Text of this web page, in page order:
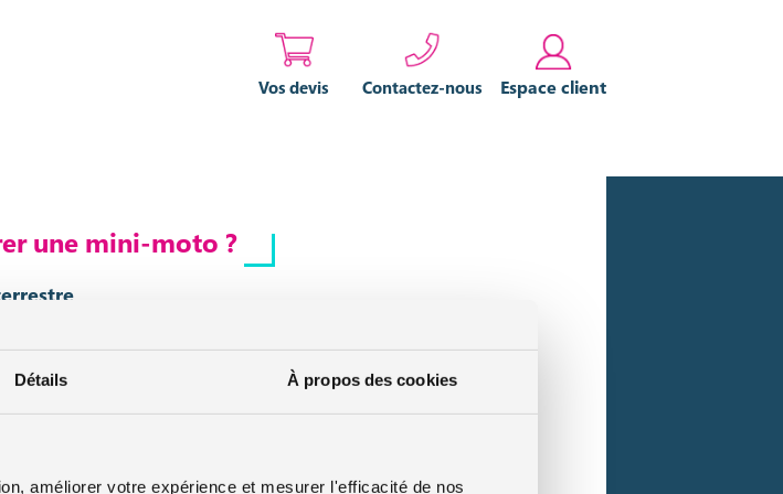
Détails À propos des cookies
améliorer votre expérience et mesurer l'efficacité de nos
Vos devis Contactez-nous Espace client
une mini-moto ?
au minimum avec unegarantie responsabilité civile. Peu importe la
les dommages causés aux tiers avec la mini moto.
la voie publique
autorise à emprunter la voie publique avec votremini moto. En effet, ce